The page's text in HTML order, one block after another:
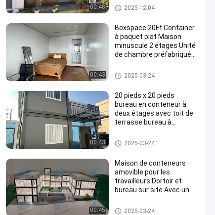
00:48
Immobilier Container
maison de deux étages
Maison détachable de contene
ur
2025-12-04
00:43
Boxspace 20Ft Container
à paquet plat Maison
minuscule 2 étages Unité
de chambre préfabriquée
Maison détachable de contene
ur
2025-03-24
00:43
20 pieds x 20 pieds
bureau en conteneur à
deux étages avec toit de
terrasse bureau à
vacances pour usage
personnel
Maison détachable de contene
ur
2025-03-24
00:45
Maison de conteneurs
amovible pour les
travailleurs Dortoir et
bureau sur site Avec une
flexible et une installation
Maison détachable de contene
2025-03-24